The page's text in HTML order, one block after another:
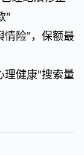
"
情险"，保额最
理健康"搜索量